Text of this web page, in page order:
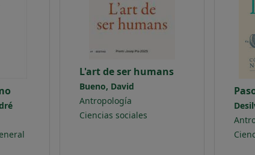
L'art de ser humans
Bueno, David
Antropología
Ciencias sociales